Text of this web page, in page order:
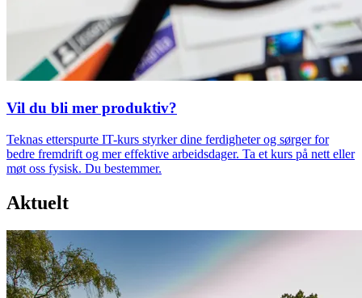
Vil du bli mer produktiv?
Teknas etterspurte IT-kurs styrker dine ferdigheter og sørger for
bedre fremdrift og mer effektive arbeidsdager. Ta et kurs på nett eller
møt oss fysisk. Du bestemmer.
Aktuelt